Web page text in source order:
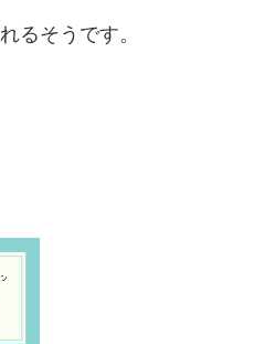
るそうです。